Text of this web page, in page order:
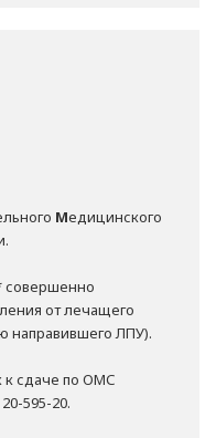
Медицинского
совершенно
от лечащего
направившего ЛПУ).
к сдаче по ОМС
595-20.